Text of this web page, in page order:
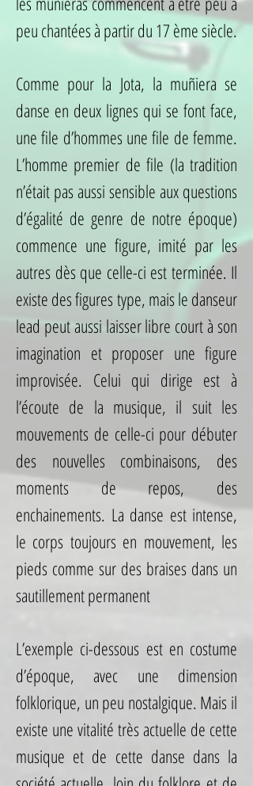
peu chantées à partir du 17 ème siècle.
Comme pour la Jota, la muñiera se
danse en deux lignes qui se font face,
une file d’hommes une file de femme.
L’homme premier de file (la tradition
n’était pas aussi sensible aux questions
d’égalité de genre de notre époque)
commence une figure, imité par les
autres dès que celle-ci est terminée. Il
existe des figures type, mais le danseur
lead peut aussi laisser libre court à son
imagination et proposer une figure
improvisée. Celui qui dirige est à
l’écoute de la musique, il suit les
mouvements de celle-ci pour débuter
des nouvelles combinaisons, des
moments de repos, des
enchainements. La danse est intense,
le corps toujours en mouvement, les
pieds comme sur des braises dans un
sautillement permanent
L’exemple ci-dessous est en costume
d’époque, avec une dimension
folklorique, un peu nostalgique. Mais il
existe une vitalité très actuelle de cette
musique et de cette danse dans la